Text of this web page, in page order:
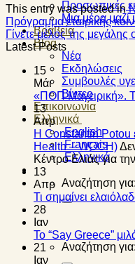
Προσωπικές
Μια μέρα μαζί
Βραβεία
Blog
Νέα
Εκδηλώσεις
Συμβουλές
Βίντεο
Επικοινωνία
Ελληνικά
English
Français
Ελληνικά
Αναζήτηση για:
Αναζήτηση για:
This entry was posted in
Πρόγραμμα εταιρικής
Γίνετε μέλος της
Latest Posts
15
Μάι
«ΠΟΠ Μαγειρική».
13
Απρ
Η Constantin Potou
Health – WOCH)
Κέντρο Ελιάς για
13
Απρ
Τι σημαίνει
28
Ιαν
Το “Say Greece”
21
Ιαν